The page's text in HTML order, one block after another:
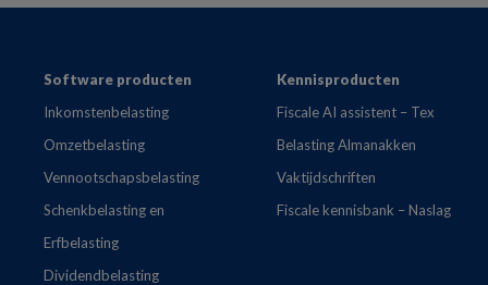
FooterSoftware producten
Inkomstenbelasting
Omzetbelasting
Vennootschapsbelasting
Schenkbelasting en
Erfbelasting
Dividendbelasting
Kennisproducten
Fiscale AI assistent – Tex
Belasting Almanakken
Vaktijdschriften
Fiscale kennisbank – Naslag